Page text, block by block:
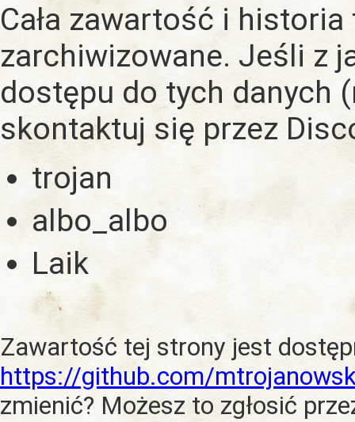
Cała zawartość i historia
zarchiwizowane. Jeśli z
dostępu do tych danych
skontaktuj się przez
trojan
albo_albo
Laik
Zawartość tej strony jest
https://github.com/
zmienić? Możesz to zgłosić